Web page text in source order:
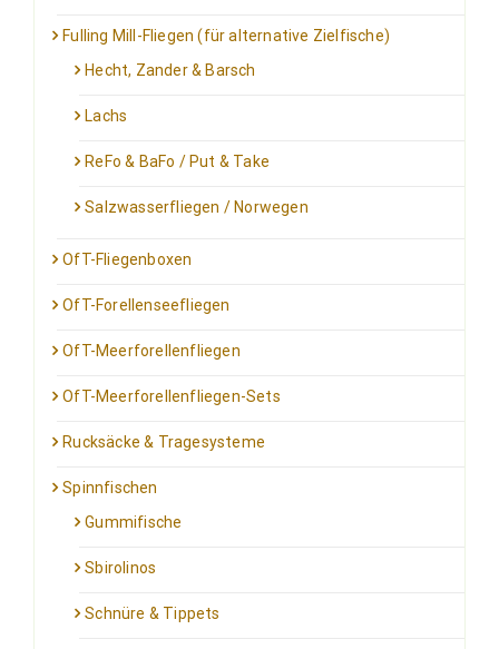
Fulling Mill-Fliegen (für alternative Zielfische)
Hecht, Zander & Barsch
Lachs
ReFo & BaFo / Put & Take
Salzwasserfliegen / Norwegen
OfT-Fliegenboxen
OfT-Forellenseefliegen
OfT-Meerforellenfliegen
OfT-Meerforellenfliegen-Sets
Rucksäcke & Tragesysteme
Spinnfischen
Gummifische
Sbirolinos
Schnüre & Tippets